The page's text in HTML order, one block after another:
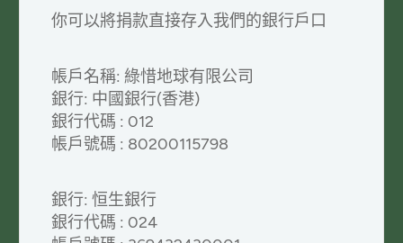
你可以將捐款直接存入我們的銀行戶口
帳戶名稱: 綠惜地球有限公司
銀行: 中國銀行(香港)
銀行代碼 : 012
帳戶號碼 : 80200115798
銀行: 恒生銀行
銀行代碼 : 024